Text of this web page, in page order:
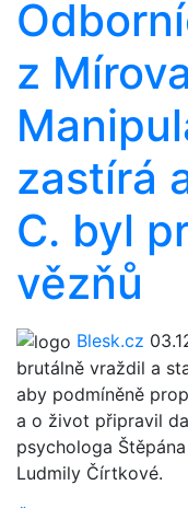
z
zastírá
C. byl
vězňů
Blesk.cz
brutálně vraždil a
aby podmíněně
a o život připravil
psychologa
Ludmily Čírtkové.